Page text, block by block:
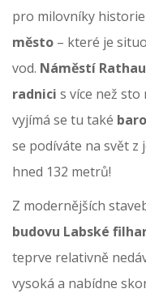
pro milovníky
město – které je
vod. Náměstí
radnici s více než
vyjímá se tu také
se podíváte na svět z
hned 132 metrů!
Z modernějších
budovu Labské
teprve relativně
vysoká a nabídne